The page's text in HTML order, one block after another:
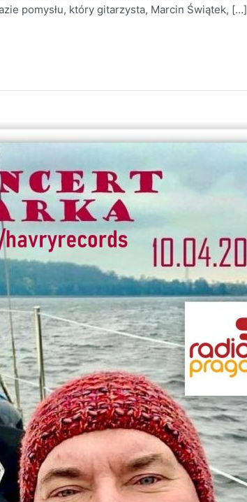
pomysłu, który gitarzysta, Marcin Świątek, […]